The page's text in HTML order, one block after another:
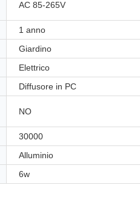
AC 85-265V
1 anno
Giardino
Elettrico
Diffusore in PC
NO
30000
Alluminio
6w